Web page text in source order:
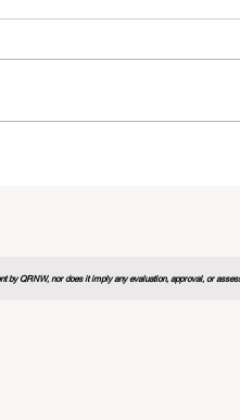
by QRNW, nor does it imply any evaluation, approval, or